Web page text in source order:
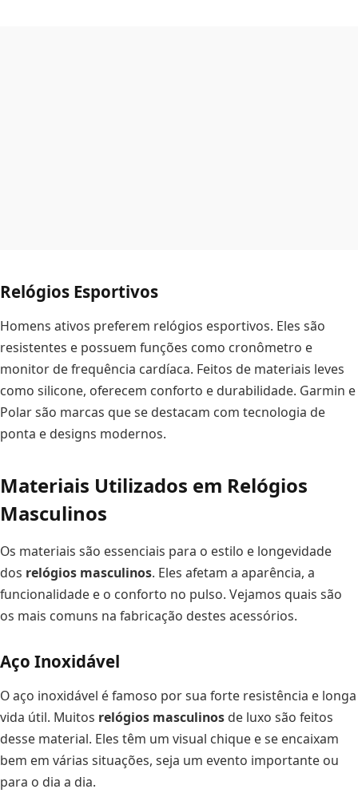
Relógios Esportivos
Homens ativos preferem relógios esportivos. Eles são
resistentes e possuem funções como cronômetro e
monitor de frequência cardíaca. Feitos de materiais leves
como silicone, oferecem conforto e durabilidade. Garmin e
Polar são marcas que se destacam com tecnologia de
ponta e designs modernos.
Materiais Utilizados em Relógios
Masculinos
Os materiais são essenciais para o estilo e longevidade
dos relógios masculinos. Eles afetam a aparência, a
funcionalidade e o conforto no pulso. Vejamos quais são
os mais comuns na fabricação destes acessórios.
Aço Inoxidável
O aço inoxidável é famoso por sua forte resistência e longa
vida útil. Muitos relógios masculinos de luxo são feitos
desse material. Eles têm um visual chique e se encaixam
bem em várias situações, seja um evento importante ou
para o dia a dia.